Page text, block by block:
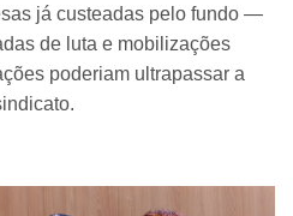
já custeadas pelo fundo —
de luta e mobilizações
poderiam ultrapassar a